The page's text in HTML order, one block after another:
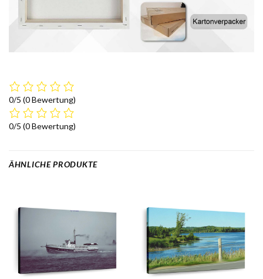
0/5 (0 Bewertung)
0/5 (0 Bewertung)
ÄHNLICHE PRODUKTE